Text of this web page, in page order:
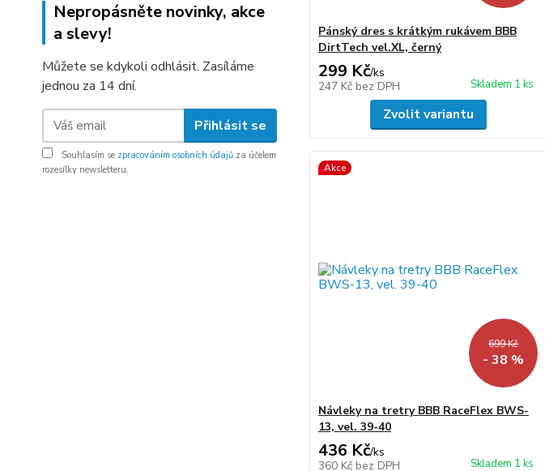
Nepropásněte novinky, akce
a slevy!
Můžete se kdykoli odhlásit. Zasíláme
jednou za 14 dní.
Přihlásit se
Souhlasím se zpracováním osobních údajů za účelem
rozesílky newsletteru.
Pánský dres s krátkým rukávem BBB
DirtTech vel.XL, černý
299 Kč/ks
247 Kč bez DPH Skladem 1 ks
Zvolit variantu
Akce
699 Kč
- 38 %
Návleky na tretry BBB RaceFlex BWS-
13, vel. 39-40
436 Kč/ks
360 Kč bez DPH Skladem 1 ks